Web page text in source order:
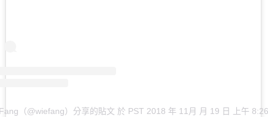
（@wiefang）分享的貼文 於 PST 2018 年 11月 月 19 日 上午 8:26